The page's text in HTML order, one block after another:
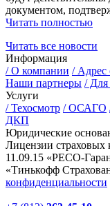
документом,
Читать полностью
Читать все новости
Информация
/О компании /Адрес
Наши партнеры /Для
Услуги
/Техосмотр /ОСАГО
ДКП
Юридические
Лицензии страховых
11.09.15 «РЕСО-
«Тинькофф
конфиденциальности